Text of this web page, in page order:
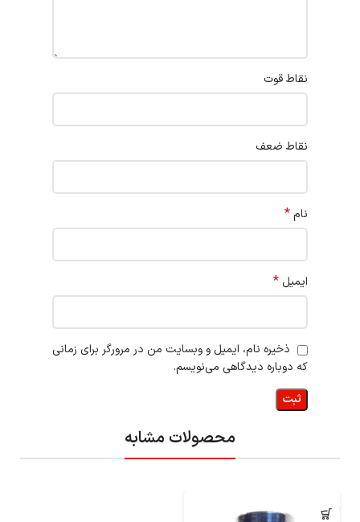
نقاط قوت
نقاط ضعف
نام*
ایمیل *
ذخیره نام، ایمیل و وبسایت من در مرورگر برای زمانی
که دوباره دیدگاهی می‌نویسم.
محصولات مشابه